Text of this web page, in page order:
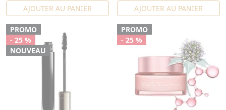
AJOUTER AU PANIER AJOUTER AU PANIER
PROMO
- 25 %
NOUVEAU
PROMO
- 25 %